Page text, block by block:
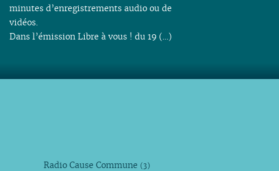
minutes d’enregistrements audio ou de
vidéos.
Dans l’émission Libre à vous ! du 19 (…)
Radio Cause Commune (3)